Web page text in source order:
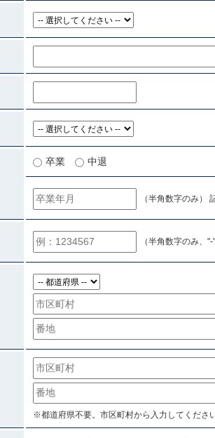
卒業 中退
（半角数字のみ）
（半角数字のみ、"-
※都道府県不要。市区町村から入力してください